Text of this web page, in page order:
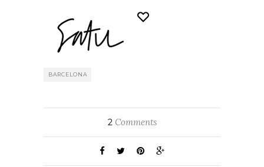
BARCELONA
2Comments